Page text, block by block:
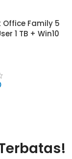
Family 5
1 TB + Win10